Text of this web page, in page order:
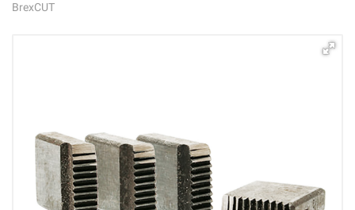
BrexCUT